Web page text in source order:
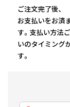
ご注文完了後、
お支払いをお済
す。支払い方法
いのタイミング
す。